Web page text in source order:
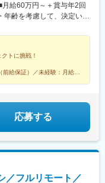
県関西／大阪、京都、滋
岡、三重、岐阜中国・四
崎、鹿児島、沖縄＼広島
あるポジションをお任せ
希望の方は面接にてお気
田駅(東京都)、森下駅(東
大崎駅、国分寺駅、東京
イ駅、神谷町駅、外苑前
谷駅、曙橋駅、国立競技
ケ丘駅、荻窪駅、神保町
野御徒町駅、昭和島駅、
本橋駅(東京都)、築地市場
、西台駅、本蓮沼駅、大
駅、吉祥寺駅、湯島駅、
)、池袋駅、志茂駅、両国
、さいたま新都心駅、北
給60万円～＋賞与年2回
齢を考慮して、決定いた
給額を決定します。ーー
ーーーーーーーーーーー
2回＋各種手当 ※これま
定いたします※残業代は別
社祝い金として別途20万
トに挑戦！
給保証）／未経験：月給
応募する
／フルリモート／